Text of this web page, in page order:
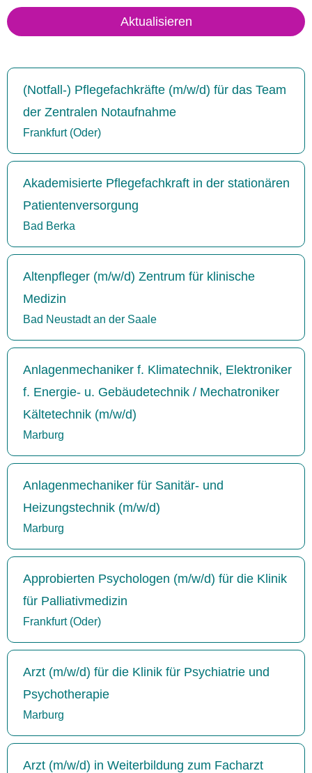
Aktualisieren
(Notfall-) Pflegefachkräfte (m/w/d) für das Team
der Zentralen Notaufnahme
Frankfurt (Oder)
Akademisierte Pflegefachkraft in der stationären
Patientenversorgung
Bad Berka
Altenpfleger (m/w/d) Zentrum für klinische
Medizin
Bad Neustadt an der Saale
Anlagenmechaniker f. Klimatechnik, Elektroniker
f. Energie- u. Gebäudetechnik / Mechatroniker
Kältetechnik (m/w/d)
Marburg
Anlagenmechaniker für Sanitär- und
Heizungstechnik (m/w/d)
Marburg
Approbierten Psychologen (m/w/d) für die Klinik
für Palliativmedizin
Frankfurt (Oder)
Arzt (m/w/d) für die Klinik für Psychiatrie und
Psychotherapie
Marburg
Arzt (m/w/d) in Weiterbildung zum Facharzt